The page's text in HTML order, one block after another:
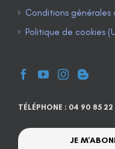
Conditions générales
Politique de cookies
TÉLÉPHONE : 04 90 85 22
JE